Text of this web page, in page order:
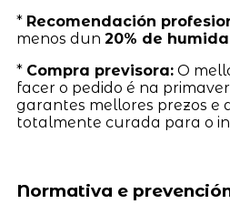
* Recomendación
menos dun 20% de
* Compra previsora:O
facer o pedido é na
garantes mellores prezos e
totalmente curada para o
Normativa e